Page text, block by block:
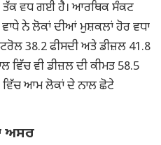
ਤੱਕ ਵਧ ਗਈ ਹੈ। ਆਰਥਿਕ ਸੰਕਟ
ਨੇ ਲੋਕਾਂ ਦੀਆਂ ਮੁਸ਼ਕਲਾਂ ਹੋਰ ਵਧਾ
38.2 ਫੀਸਦੀ ਅਤੇ ਡੀਜ਼ਲ 41.8
ਵਿੱਚ ਵੀ ਡੀਜ਼ਲ ਦੀ ਕੀਮਤ 58.5
ਵਿੱਚ ਆਮ ਲੋਕਾਂ ਦੇ ਨਾਲ ਛੋਟੇ
ਅਸਰ